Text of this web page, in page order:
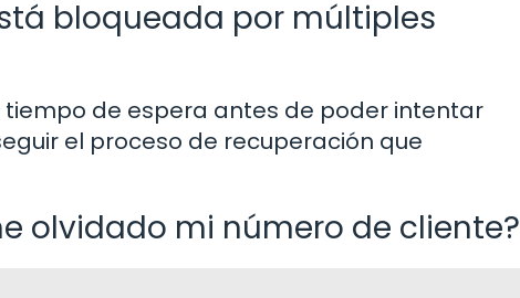
bloqueada por múltiples
de espera antes de poder intentar
el proceso de recuperación que
olvidado mi número de cliente?